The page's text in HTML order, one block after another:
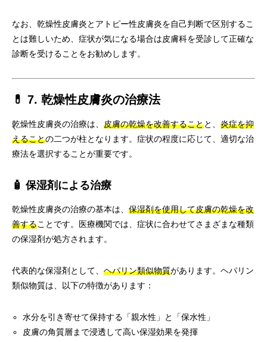
なお、乾燥性皮膚炎とアトピー性皮膚炎を自己判断で区別するこ
とは難しいため、症状が気になる場合は皮膚科を受診して正確な
診断を受けることをお勧めします。
💊 7. 乾燥性皮膚炎の治療法
乾燥性皮膚炎の治療は、 皮膚の乾燥を改善することと、 炎症を抑
えることの二つが柱となります。症状の程度に応じて、適切な治
療法を選択することが重要です。
🧴 保湿剤による治療
乾燥性皮膚炎の治療の基本は、 保湿剤を使用して皮膚の乾燥を改
善することです。医療機関では、症状に合わせてさまざまな種類
の保湿剤が処方されます。
代表的な保湿剤として、 ヘパリン類似物質があります。ヘパリン
類似物質は、以下の特徴があります：
水分を引き寄せて保持する「親水性」と「保水性」
皮膚の角質層まで浸透して高い保湿効果を発揮